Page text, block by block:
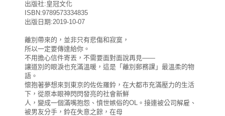
出版社:皇冠文化
ISBN:9789573334835
出版日期:2019-10-07
離別帶來的，並非只有悲傷和寂寞，
所以一定要傳達給你。
不用擔心信件寄丟，不需要面對面說再見——
讓道別的眼淚也充滿溫暖，這是「離別郵務課」最溫柔的物
語。
懷抱著夢想來到東京的佐佐羅鈴，在大都市充滿壓力的生活
下，從原本眼神閃閃發亮的社會新鮮
人，變成一個滿嘴抱怨、憤世嫉俗的OL。接連被公司解雇、
被男友分手，鈴在失意之餘，在母